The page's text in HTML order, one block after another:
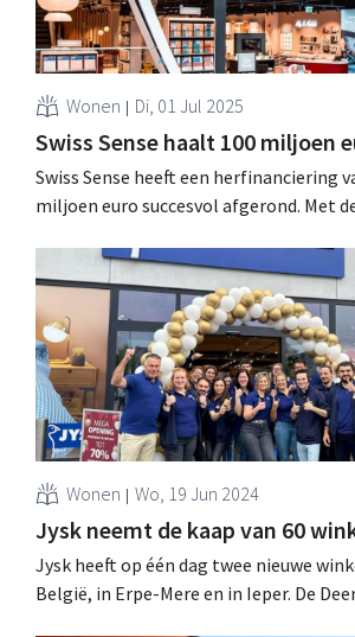
Wonen Di, 01 Jul 2025
Swiss Sense haalt 100 miljoen
Swiss Sense heeft een herfinanciering
miljoen euro succesvol afgerond. Met
internationaal groeien en fors
digitalisering. .
Wonen Wo, 19 Jun 2024
Jysk neemt de kaap van 60
Jysk heeft op één dag twee nieuwe
België, in Erpe-Mere en in Ieper. De